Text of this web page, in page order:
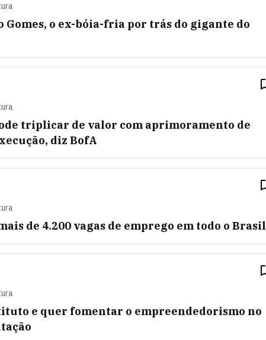
Gomes, o ex-bóia-fria por trás do gigante do
triplicar de valor com aprimoramento de
diz BofA
de 4.200 vagas de emprego em todo o Brasil
e quer fomentar o empreendedorismo no